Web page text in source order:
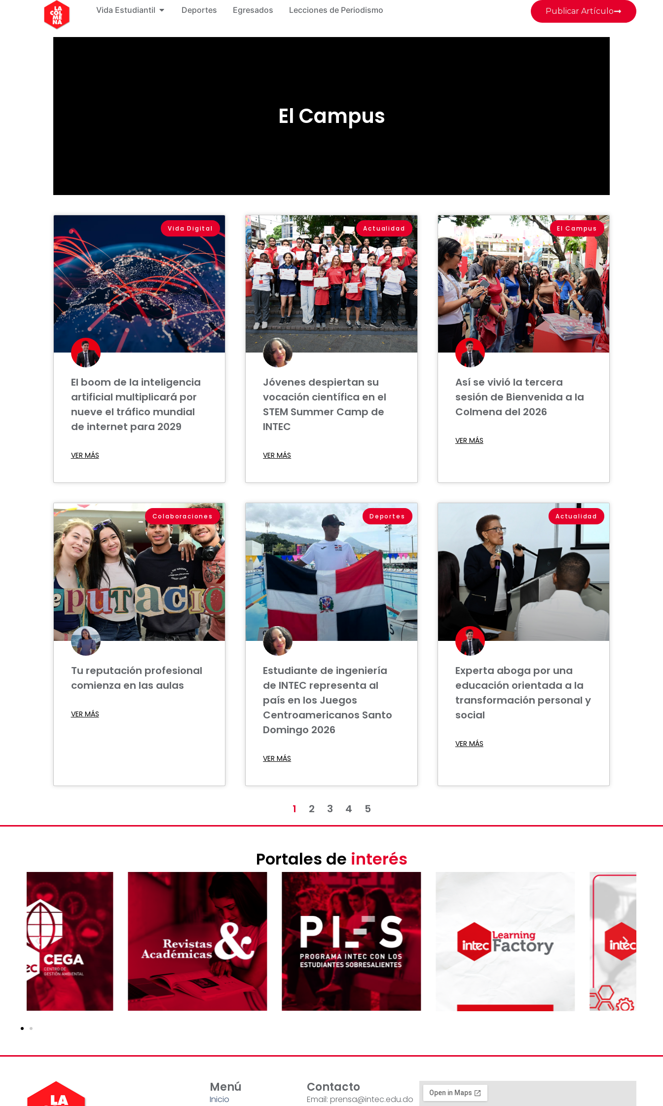
Vida Estudiantil Deportes Egresados Lecciones de Periodismo Publicar Artículo
El Campus
Vida Digital
El boom de la inteligencia
artificial multiplicará por
nueve el tráfico mundial
de internet para 2029
VER MÁS
Actualidad
Jóvenes despiertan su
vocación científica en el
STEM Summer Camp de
INTEC
VER MÁS
El Campus
Así se vivió la tercera
sesión de Bienvenida a la
Colmena del 2026
VER MÁS
Colaboraciones
Tu reputación profesional
comienza en las aulas
VER MÁS
Deportes
Estudiante de ingeniería
de INTEC representa al
país en los Juegos
Centroamericanos Santo
Domingo 2026
VER MÁS
Actualidad
Experta aboga por una
educación orientada a la
transformación personal y
social
VER MÁS
1 2 3 4 5
Portales de interés
Menú
Inicio
Contacto
Email: prensa@intec.edu.do